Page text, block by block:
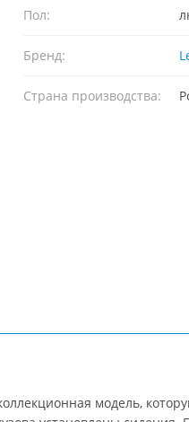
Пол:
Бренд:
Страна производства:
модель,